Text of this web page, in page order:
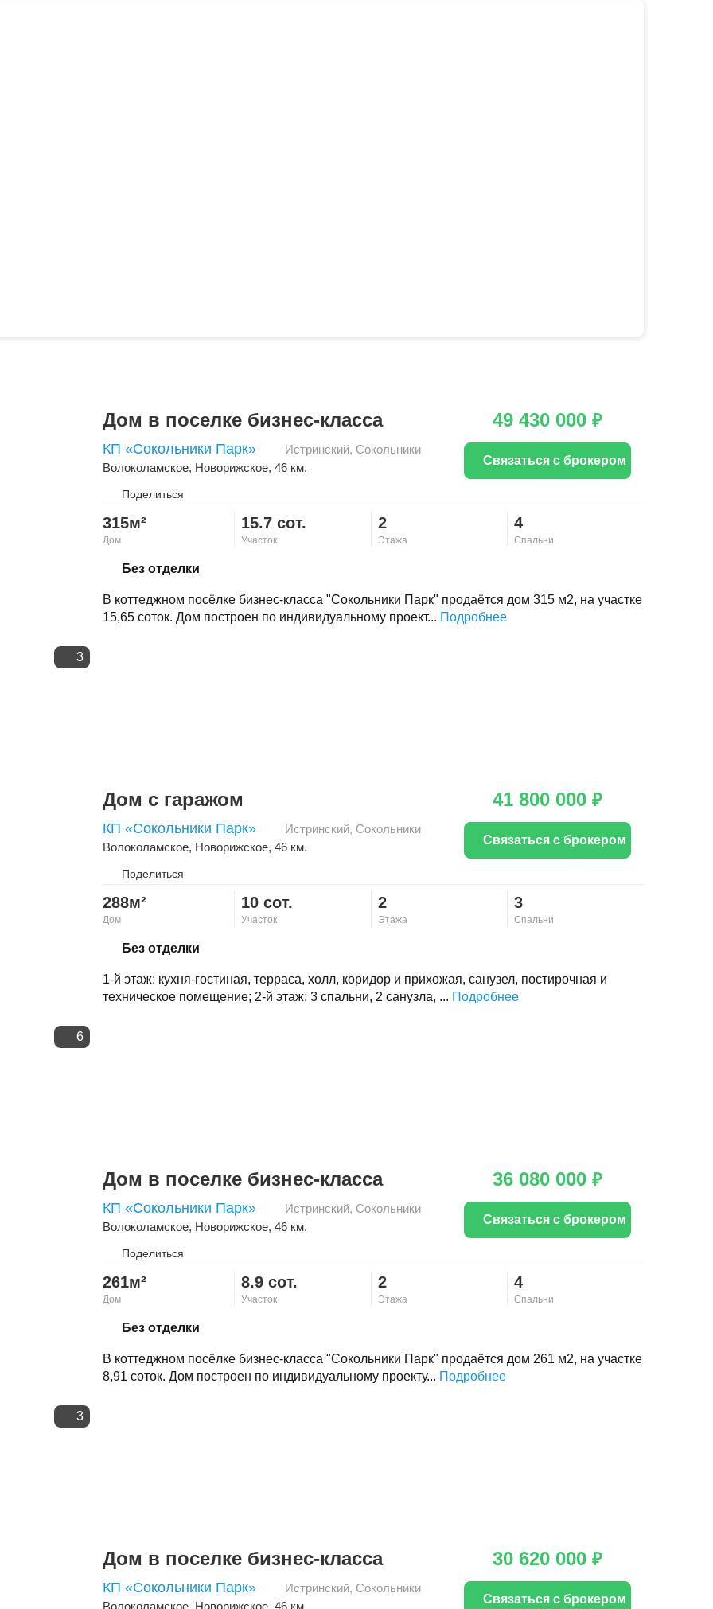
3
Дом в поселке бизнес-класса
КП «Сокольники Парк» Истринский, Сокольники
Волоколамское, Новорижское, 46 км.
Поделиться
315м²
Дом
15.7 сот.
Участок
2
Этажа
4
Спальни
Без отделки
В коттеджном посёлке бизнес-класса "Сокольники Парк" продаётся дом 315 м2, на участке
15,65 соток. Дом построен по индивидуальному проект... Подробнее
49 430 000 ₽
Связаться с брокером
6
Дом с гаражом
КП «Сокольники Парк» Истринский, Сокольники
Волоколамское, Новорижское, 46 км.
Поделиться
288м²
Дом
10 сот.
Участок
2
Этажа
3
Спальни
Без отделки
1-й этаж: кухня-гостиная, терраса, холл, коридор и прихожая, санузел, постирочная и
техническое помещение; 2-й этаж: 3 спальни, 2 санузла, ... Подробнее
41 800 000 ₽
Связаться с брокером
3
Дом в поселке бизнес-класса
КП «Сокольники Парк» Истринский, Сокольники
Волоколамское, Новорижское, 46 км.
Поделиться
261м²
Дом
8.9 сот.
Участок
2
Этажа
4
Спальни
Без отделки
В коттеджном посёлке бизнес-класса "Сокольники Парк" продаётся дом 261 м2, на участке
8,91 соток. Дом построен по индивидуальному проекту... Подробнее
36 080 000 ₽
Связаться с брокером
Дом в поселке бизнес-класса
КП «Сокольники Парк» Истринский, Сокольники
Волоколамское Новорижское , 46 км.
30 620 000 ₽
Связаться с брокером